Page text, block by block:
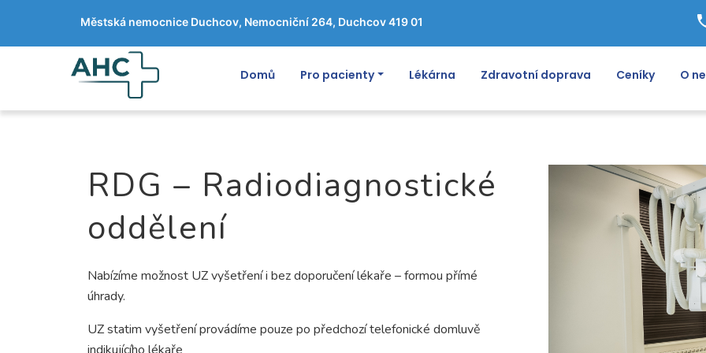
Domů Pro pacienty Lékárna Zdravotní doprava Ceníky O
RDG – Radiodiagnostické
oddělení
Nabízíme možnost UZ vyšetření i bez doporučení lékaře – formou přímé
úhrady.
UZ statim vyšetření provádíme pouze po předchozí telefonické domluvě
Městská nemocnice Duchcov, Nemocniční 264, Duchcov 419 01